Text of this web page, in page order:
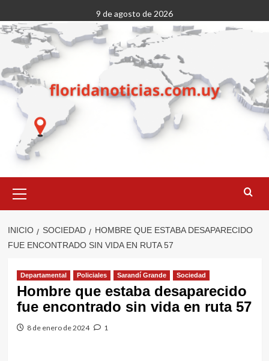
al
contenido
9 de agosto de 2026
primario
INICIO SOCIEDAD
HOMBRE QUE ESTABA DESAPARECIDO
FUE ENCONTRADO SIN VIDA EN RUTA 57
Departamental Policiales Sarandí Grande Sociedad
Hombre que estaba desaparecido
fue encontrado sin vida en ruta 57
8 de enero de 2024 1